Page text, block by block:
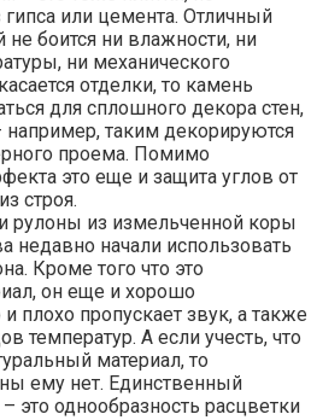
или цемента. Отличный
не боится ни влажности, ни
ни механического
отделки, то камень
для сплошного декора стен,
например, таким декорируются
проема. Помимо
это еще и защита углов от
строя.
рулоны из измельченной коры
недавно начали использовать
Кроме того что это
он еще и хорошо
плохо пропускает звук, а также
температур. А если учесть, что
материал, то
ему нет. Единственный
это однообразность расцветки